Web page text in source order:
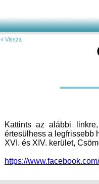
« Vissza
Kattints az alábbi
értesülhess a legfrissebb
XVI. és XIV. kerület,
https://